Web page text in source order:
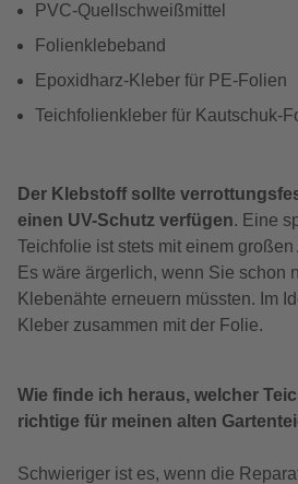
PVC-Quellschweißmittel
Folienklebeband
Epoxidharz-Kleber für PE-Folien
Teichfolienkleber für Kautschuk-
Der Klebstoff sollte
einen UV-Schutz verfügen. Eine
Teichfolie ist stets mit einem
Es wäre ärgerlich, wenn Sie schon
Klebenähte erneuern müssten. Im
Kleber zusammen mit der Folie.
Wie finde ich heraus, welcher
richtige für meinen alten
Schwieriger ist es, wenn die